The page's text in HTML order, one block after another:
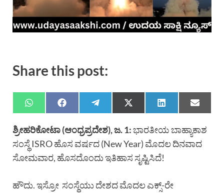
Share this post:
ಶ‍್ರೀಹರಿಕೋಟಾ (ಆಂಧ‍್ರಪ್ರದೇಶ), ಜ. 1:ಭಾರತೀಯ ಬಾಹ್ಯಾಕಾಶ
ಸಂಸ್ಥೆ ISRO ಹೊಸ ವರ್ಷದ (New Year) ಮೊದಲ ದಿನವಾದ
ಸೋಮವಾರ, ಹೊಸದೊಂದು ಇತಿಹಾಸ ಸೃಷ್ಟಿಸಿದೆ!
ಹೌದು. ಇಸ್ರೋ ಸಂಸ್ಥೆಯು ದೇಶದ ಮೊದಲ ಎಕ್ಸ್-ರೇ